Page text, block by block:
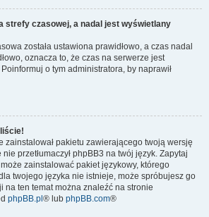
strefy czasowej, a nadal jest wyświetlany
została ustawiona prawidłowo, a czas nadal
oznacza to, że czas na serwerze jest
o tym administratora, by naprawił
zainstalował pakietu zawierającego twoją wersję
przetłumaczył phpBB3 na twój język. Zapytaj
zainstalować pakiet językowy, którego
twojego języka nie istnieje, może spróbujesz go
na ten temat można znaleźć na stronie
phpBB.pl ® lub phpBB.com®